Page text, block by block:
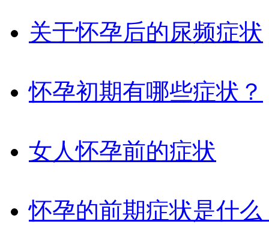
关于怀孕后的尿频症状
怀孕初期有哪些症状？
女人怀孕前的症状
怀孕的前期症状是什么